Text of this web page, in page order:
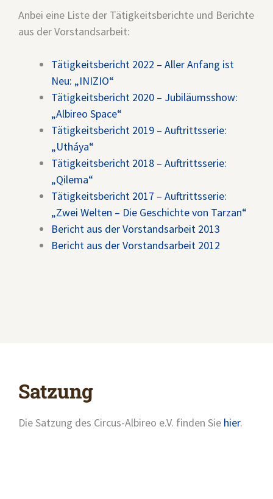
Anbei eine Liste der Tätigkeitsberichte und Berichte
aus der Vorstandsarbeit:
Tätigkeitsbericht 2022 – Aller Anfang ist
Neu: „INIZIO“
Tätigkeitsbericht 2020 – Jubiläumsshow:
„Albireo Space“
Tätigkeitsbericht 2019 – Auftrittsserie:
„Utháya“
Tätigkeitsbericht 2018 – Auftrittsserie:
„Qilema“
Tätigkeitsbericht 2017 – Auftrittsserie:
„Zwei Welten – Die Geschichte von Tarzan“
Bericht aus der Vorstandsarbeit 2013
Bericht aus der Vorstandsarbeit 2012
Satzung
Die Satzung des Circus-Albireo e.V. finden Sie hier.